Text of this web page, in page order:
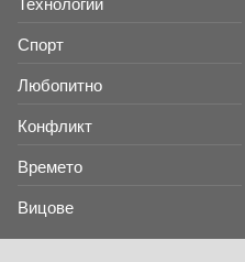
Технологии
Спорт
Любопитно
Конфликт
Времето
Вицове